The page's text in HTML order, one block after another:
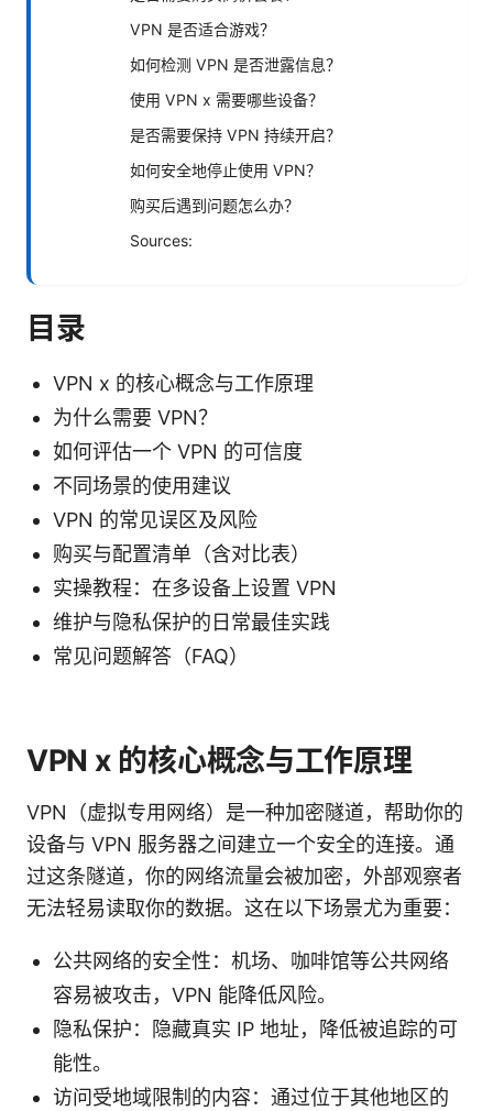
VPN 是否适合游戏？
如何检测 VPN 是否泄露信息？
使用 VPN x 需要哪些设备？
是否需要保持 VPN 持续开启？
如何安全地停止使用 VPN？
购买后遇到问题怎么办？
Sources:
目录
VPN x 的核心概念与工作原理
为什么需要 VPN？
如何评估一个 VPN 的可信度
不同场景的使用建议
VPN 的常见误区及风险
购买与配置清单（含对比表）
实操教程：在多设备上设置 VPN
维护与隐私保护的日常最佳实践
常见问题解答（FAQ）
VPN x 的核心概念与工作原理
VPN（虚拟专用网络）是一种加密隧道，帮助你的
设备与 VPN 服务器之间建立一个安全的连接。通
过这条隧道，你的网络流量会被加密，外部观察者
无法轻易读取你的数据。这在以下场景尤为重要：
公共网络的安全性：机场、咖啡馆等公共网络
容易被攻击，VPN 能降低风险。
隐私保护：隐藏真实 IP 地址，降低被追踪的可
能性。
访问受地域限制的内容：通过位于其他地区的